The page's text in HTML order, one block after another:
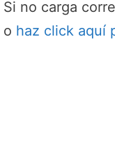
Si no carga
o haz click aquí